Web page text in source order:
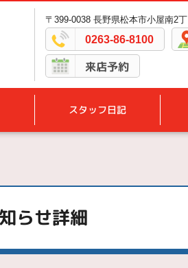
〒399-0038 長野県松本市小屋南2
0263-86-8100
来店予約
スタッフ日記
らせ詳細